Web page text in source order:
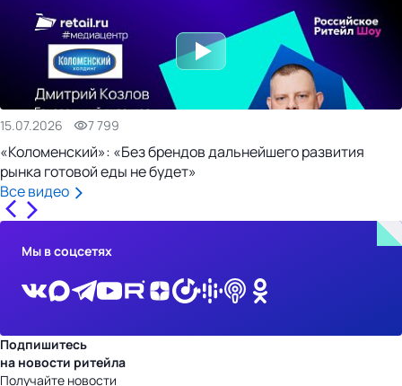
15.07.2026 7 799
«Коломенский»: «Без брендов дальнейшего развития
рынка готовой еды не будет»
Все видео
Мы в соцсетях
Подпишитесь
на новости ритейла
Получайте новости